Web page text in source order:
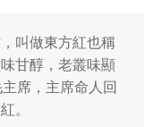
叫做東方紅也稱
甘醇，老叢味顯
席，主席命人回
。